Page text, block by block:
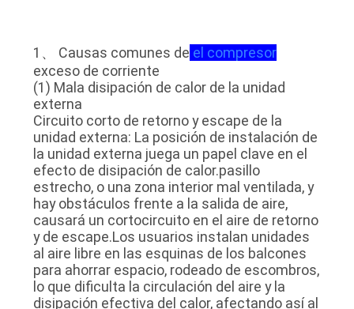
FÁBRICA
CONTROL
CALIDAD
ÉNTRENOS
1、 Causas comunes de el compresor
exceso de corriente
(1) Mala disipación de calor de la unidad
externa
Circuito corto de retorno y escape de la
unidad externa: La posición de instalación de
la unidad externa juega un papel clave en el
efecto de disipación de calor.pasillo
estrecho, o una zona interior mal ventilada, y
hay obstáculos frente a la salida de aire,
causará un cortocircuito en el aire de retorno
y de escape.Los usuarios instalan unidades
al aire libre en las esquinas de los balcones
para ahorrar espacio, rodeado de escombros,
lo que dificulta la circulación del aire y la
disipación efectiva del calor, afectando así al